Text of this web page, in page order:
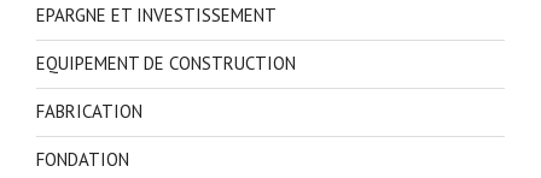
EPARGNE ET INVESTISSEMENT
EQUIPEMENT DE CONSTRUCTION
FABRICATION
FONDATION